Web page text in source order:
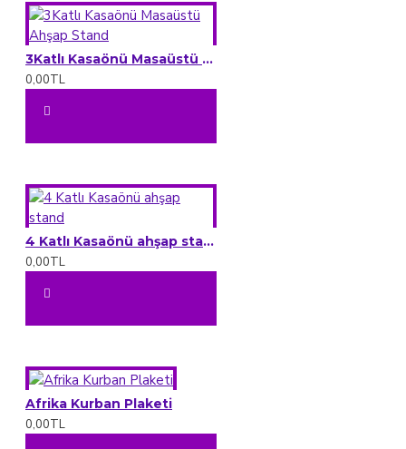
3Katlı Kasaönü Masaüstü Ahşap Stand
0,00TL
4 Katlı Kasaönü ahşap stand
0,00TL
Afrika Kurban Plaketi
0,00TL